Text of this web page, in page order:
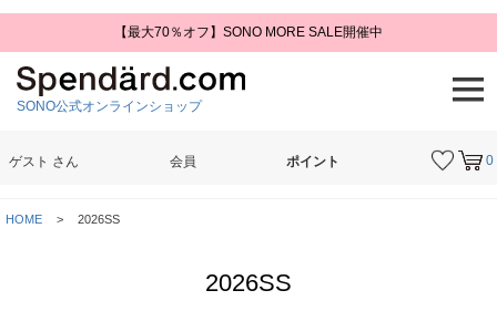
【最大70％オフ】SONO MORE SALE開催中
SONO公式オンラインショップ
0
ゲスト さん 会員 ポイント
HOME 2026SS
2026SS